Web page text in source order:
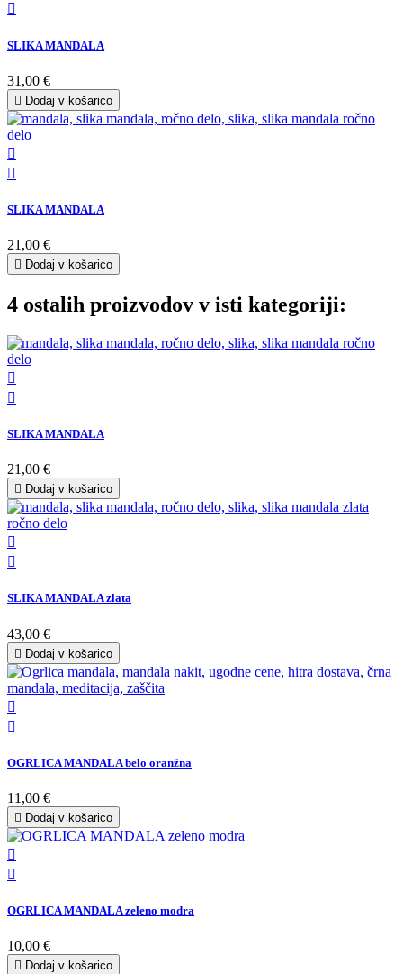

SLIKA MANDALA
31,00 €
 Dodaj v košarico


SLIKA MANDALA
21,00 €
 Dodaj v košarico
4 ostalih proizvodov v isti kategoriji:


SLIKA MANDALA
21,00 €
 Dodaj v košarico


SLIKA MANDALA zlata
43,00 €
 Dodaj v košarico


OGRLICA MANDALA belo oranžna
11,00 €
 Dodaj v košarico


OGRLICA MANDALA zeleno modra
10,00 €
 Dodaj v košarico